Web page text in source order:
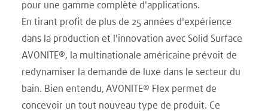
pour une gamme complète d'applications.
En tirant profit de plus de 25 années d'expérience
dans la production et l'innovation avec Solid Surface
AVONITE®, la multinationale américaine prévoit de
redynamiser la demande de luxe dans le secteur du
bain. Bien entendu, AVONITE® Flex permet de
concevoir un tout nouveau type de produit. Ce